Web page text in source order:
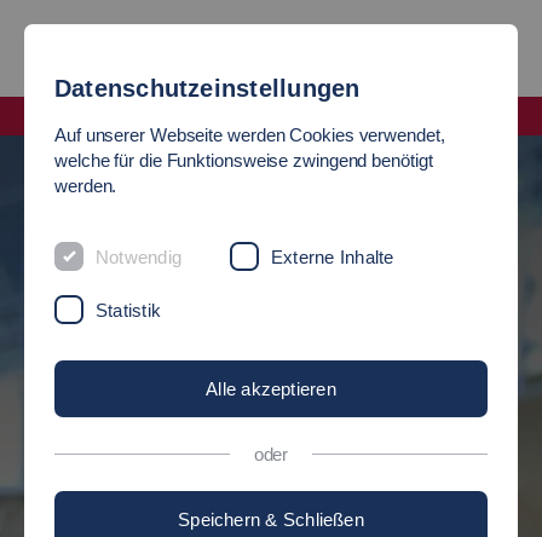
Arbeit, Bildung
Soziale Arbeit, Bildung und Pflege
Masterstudiengängen.
Jetzt informieren
Datenschutzeinstellungen
Auf unserer Webseite werden Cookies verwendet,
welche für die Funktionsweise zwingend benötigt
werden.
Notwendig Externe Inhalte
Statistik
Alle akzeptieren
oder
Speichern & Schließen